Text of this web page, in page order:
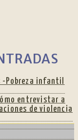
-Pobreza infantil
entrevistar a
de violencia